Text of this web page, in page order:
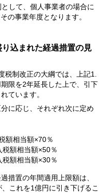
して、個人事業者の場合に
の事業年度となります。
込まれた経過措置の見
制改正の大綱では、上記1.
限を2年延長した上で、引下
ています。
に応じ、それぞれ次に定め
相当額×70％
額相当額×50％
額相当額×30％
措置の年間適用上限額は、
これを1億円に引き下げるこ